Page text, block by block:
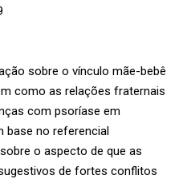
sobre o vínculo mãe-bebê
como as relações fraternais
com psoríase em
base no referencial
o aspecto de que as
de fortes conflitos